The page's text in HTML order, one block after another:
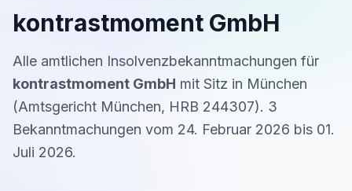
kontrastmoment GmbH
Alle amtlichen Insolvenzbekanntmachungen für
kontrastmoment GmbH mit Sitz in München
(Amtsgericht München, HRB 244307). 3
Bekanntmachungen vom 24. Februar 2026 bis 01.
Juli 2026.